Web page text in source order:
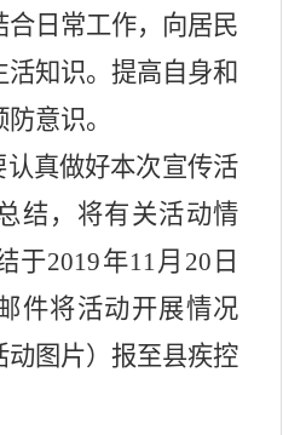
合日常工作， 向居民
活知识。 提高自身和
防意识。
认真做好本次宣传活
结 ， 将有关活动情
于2019年11月 20 日
件将活动开展情况
动图片） 报至县疾控